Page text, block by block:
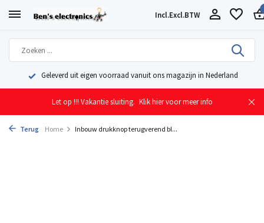
Incl.Excl.BTW
Geleverd uit eigen voorraad vanuit ons magazijn in Nederland
Let op !!! Vakantie sluiting. Klik hier voor meer info
Terug Home Inbouw drukknop terugverend bl...